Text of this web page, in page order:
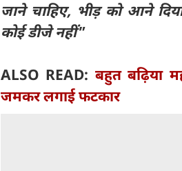
जाने चाहिए, भीड़ को आने
कोई डीजे नहीं"
ALSO READ: बहुत बढ़िया
जमकर लगाई फटकार